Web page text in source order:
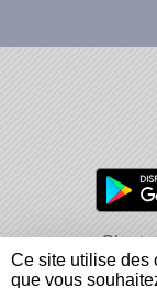
Informations
Ce site utilise des
que vous